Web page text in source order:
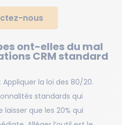
nous
ont-elles du mal
CRM standard
Appliquer la loi des 80/20.
standards qui
que les 20% qui